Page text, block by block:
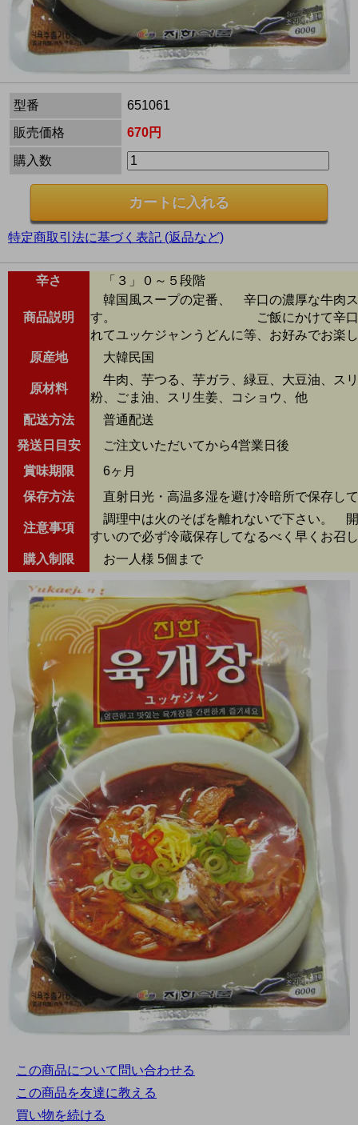
型番
651061
販売価格
670円
購入数
特定商取引法に基づく表記 (返品など)
辛さ 「３」０～５段階
商品説明
韓国風スープの定番、 辛口の濃厚な牛肉
す。 ご飯にかけて辛口クッパ
れてユッケジャンうどんに等、お好みでお楽
原産地
大韓民国
原材料
牛肉、芋つる、芋ガラ、緑豆、大豆油、ス
粉、ごま油、スリ生姜、コショウ、他
配送方法
普通配送
発送日目安
ご注文いただいてから4営業日後
賞味期限
6ヶ月
保存方法
直射日光・高温多湿を避け冷暗所で保存し
注意事項
調理中は火のそばを離れないで下さい。
すいので必ず冷蔵保存してなるべく早くお召
購入制限
お一人様 5個まで
この商品について問い合わせる
この商品を友達に教える
買い物を続ける